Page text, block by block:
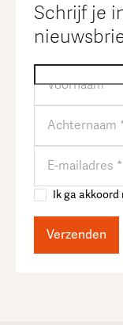
Schrijf je
Ik ga akkoord